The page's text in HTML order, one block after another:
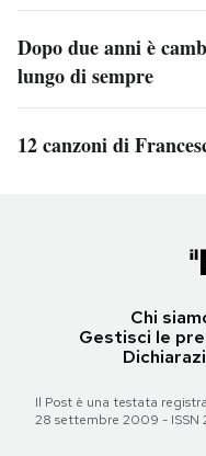
Dopo due anni è
lungo di sempre
12 canzoni di
Chi
Gestisci le
Il Post è una testata
28 settembre 2009 - ISSN